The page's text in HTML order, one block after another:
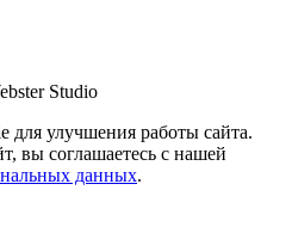
Studio
улучшения работы сайта.
вы соглашаетесь с нашей
данных.